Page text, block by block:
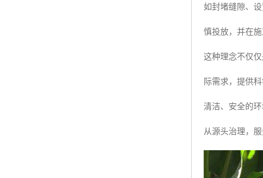
如封堵缝隙、
慎投放，并在
这种理念不仅
际需求，提供
清洁、安全的环
从源头治理，